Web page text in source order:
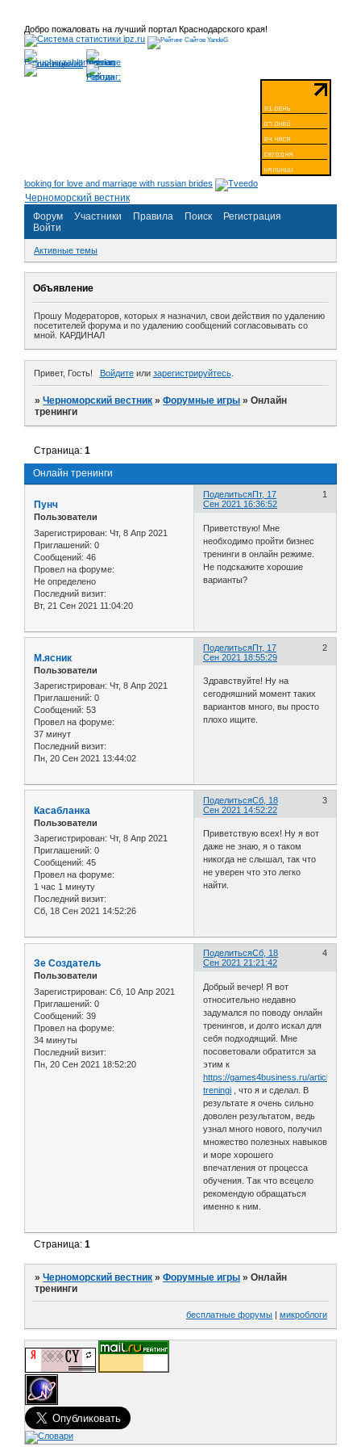
Добро пожаловать на лучший портал Краснодарского края!
looking for love and marriage with russian brides
Черноморский вестник
Форум
Участники Правила Поиск
Регистрация
Войти
Активные темы
Объявление
Прошу Модераторов, которых я назначил, свои действия по удалению
посетителей форума и по удалению сообщений согласовывать со
мной. КАРДИНАЛ
Привет, Гость! Войдитеили зарегистрируйтесь.
»Черноморский вестник »Форумные игры »Онлайн
тренинги
Онлайн тренинги
Страница:1
Поделиться 1
Пт, 17
Сен 2021 16:36:52
Пунч
Пользователи
Зарегистрирован: Чт, 8 Апр 2021
Приглашений: 0
Сообщений: 46
Провел на форуме:
Не определено
Последний визит:
Вт, 21 Сен 2021 11:04:20
Приветствую! Мне
необходимо пройти бизнес
тренинги в онлайн режиме.
Не подскажите хорошие
варианты?
Поделиться 2
Пт, 17
Сен 2021 18:55:29
М.ясник
Пользователи
Зарегистрирован: Чт, 8 Апр 2021
Приглашений: 0
Сообщений: 53
Провел на форуме:
37 минут
Последний визит:
Пн, 20 Сен 2021 13:44:02
Здравствуйте! Ну на
сегодняшний момент таких
вариантов много, вы просто
плохо ищите.
Поделиться 3
Сб, 18
Сен 2021 14:52:22
Касабланка
Пользователи
Зарегистрирован: Чт, 8 Апр 2021
Приглашений: 0
Сообщений: 45
Провел на форуме:
1 час 1 минуту
Последний визит:
Сб, 18 Сен 2021 14:52:26
Приветствую всех! Ну я вот
даже не знаю, я о таком
никогда не слышал, так что
не уверен что это легко
найти.
Поделиться 4
Сб, 18
Сен 2021 21:21:42
Зе Создатель
Пользователи
Зарегистрирован: Сб, 10 Апр 2021
Приглашений: 0
Сообщений: 39
Провел на форуме:
34 минуты
Последний визит:
Пн, 20 Сен 2021 18:52:20
Добрый вечер! Я вот
относительно недавно
задумался по поводу онлайн
тренингов, и долго искал для
себя подходящий. Мне
посоветовали обратится за
этим к
https://games4business.ru/articles/
treningi , что я и сделал. В
результате я очень сильно
доволен результатом, ведь
узнал много нового, получил
множество полезных навыков
и море хорошего
впечатления от процесса
обучения. Так что всецело
рекомендую обращаться
именно к ним.
Страница:1
»Черноморский вестник »Форумные игры »Онлайн
тренинги
бесплатные форумы | микроблоги